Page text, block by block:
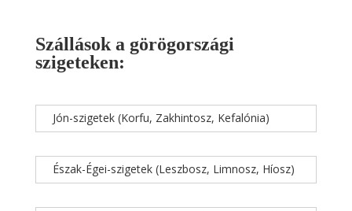
Szállások a görögországi
szigeteken:
Jón-szigetek (Korfu, Zakhintosz, Kefalónia)
Észak-Égei-szigetek (Leszbosz, Limnosz, Híosz)